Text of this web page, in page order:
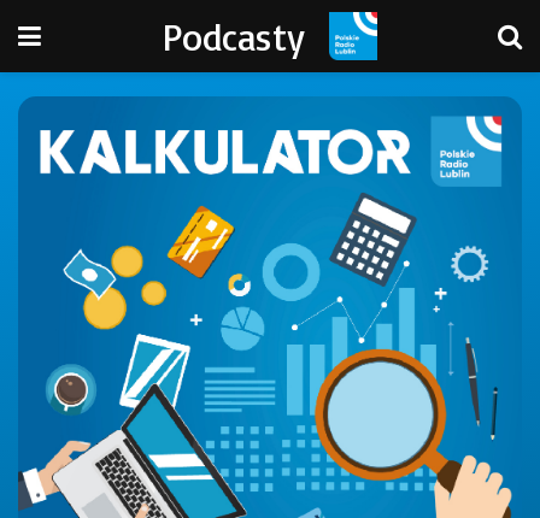
Podcasty